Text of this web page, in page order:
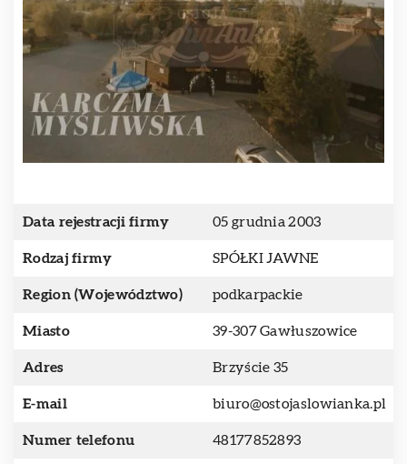
Data rejestracji firmy 05 grudnia 2003
Rodzaj firmy SPÓŁKI JAWNE
Region (Województwo) podkarpackie
Miasto 39-307 Gawłuszowice
Adres Brzyście 35
E-mail biuro@ostojaslowianka.pl
Numer telefonu 48177852893